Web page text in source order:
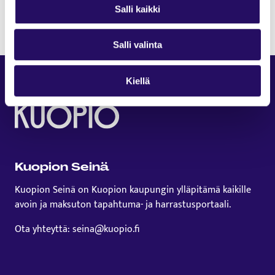
Salli kaikki
Salli valinta
Kiellä
Merikanto, Pylkkänen, Sibelius ja Wagner.
Kuopion Seinä
Kuopion Seinä on Kuopion kaupungin ylläpitämä kaikille
avoin ja maksuton tapahtuma- ja harrastusportaali.
Ota yhteyttä: seina@kuopio.fi